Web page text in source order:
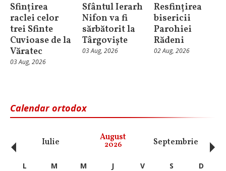
Sfințirea
raclei celor
trei Sfinte
Cuvioase de la
Văratec
03 Aug, 2026
Sfântul Ierarh
Nifon va fi
sărbătorit la
Târgoviște
03 Aug, 2026
Resfințirea
bisericii
Parohiei
Rădeni
02 Aug, 2026
Calendar ortodox
Iulie August
2026 Septembrie
‹ L M M J V S
D